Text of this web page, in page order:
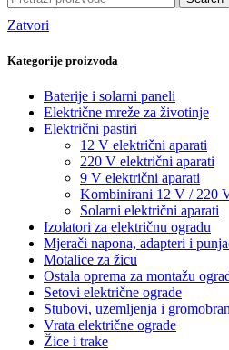
Zatvori
Kategorije proizvoda
Baterije i solarni paneli
Električne mreže za životinje
Električni pastiri
12 V električni aparati
220 V električni aparati
9 V električni aparati
Kombinirani 12 V / 220
Solarni električni aparati
Izolatori za električnu ogradu
Mjerači napona, adapteri i
Motalice za žicu
Ostala oprema za montažu
Setovi električne ograde
Stubovi, uzemljenja i
Vrata električne ograde
Žice i trake